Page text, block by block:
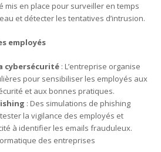
mis en place pour surveiller en temps
et détecter les tentatives d’intrusion.
employés
cybersécurité : L’entreprise organise
pour sensibiliser les employés aux
et aux bonnes pratiques.
: Des simulations de phishing
la vigilance des employés et
à identifier les emails frauduleux.
des entreprises